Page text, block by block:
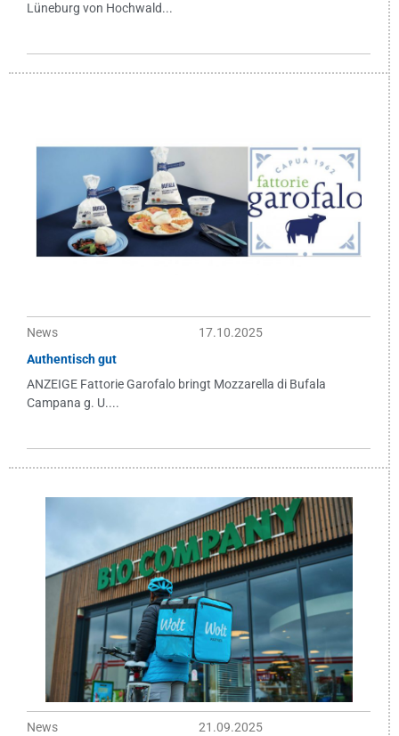
Lüneburg von Hochwald...
News
17.10.2025
Authentisch gut
ANZEIGE Fattorie Garofalo bringt Mozzarella di Bufala
Campana g. U....
News
21.09.2025